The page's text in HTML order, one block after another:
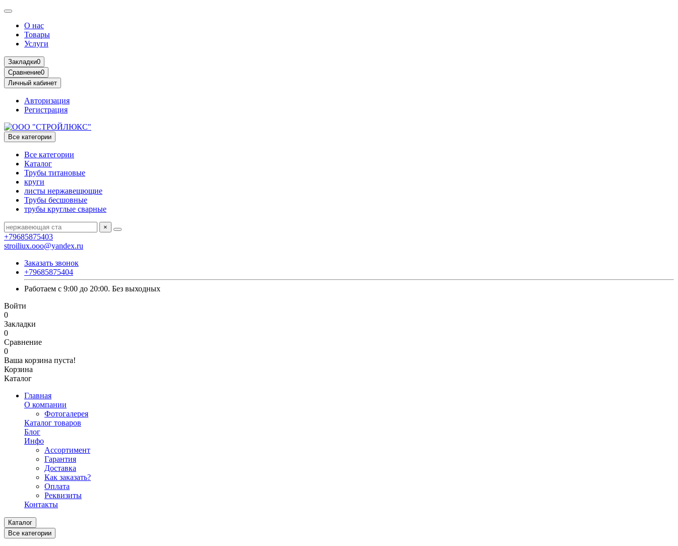
О нас
Товары
Услуги
Закладки0
Сравнение0
Личный кабинет
Авторизация
Регистрация
Все категории
Все категории
Каталог
Трубы титановые
круги
листы нержавещющие
Трубы бесшовные
трубы круглые сварные
×
+79685875403
stroiliux.ooo@yandex.ru
Заказать звонок
+79685875404
Работаем с 9:00 до 20:00. Без выходных
Войти
0
Закладки
0
Сравнение
0
Ваша корзина пуста!
Корзина
Каталог
Главная
О компании
Фотогалерея
Каталог товаров
Блог
Инфо
Ассортимент
Гарантия
Доставка
Как заказать?
Оплата
Реквизиты
Контакты
Каталог
Все категории